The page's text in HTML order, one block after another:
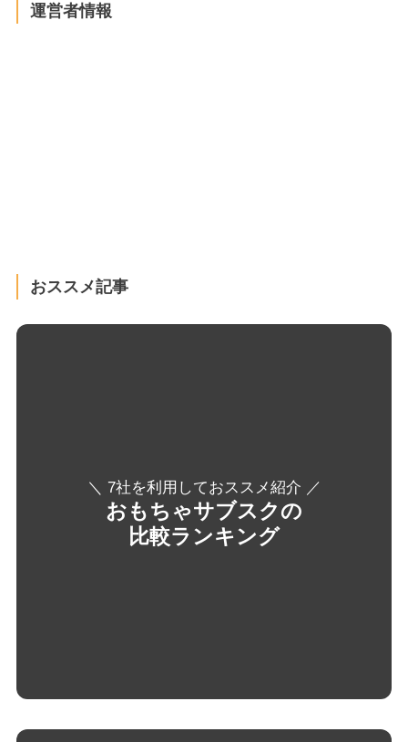
運営者情報
おススメ記事
＼ お得な最新情報をご紹介 ／
おもちゃサブスクの